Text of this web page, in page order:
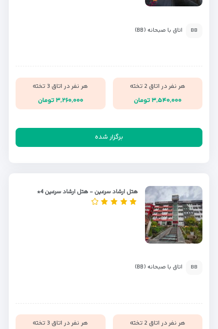
BB اتاق با صبحانه (BB)
هر نفر در اتاق 2 تخته
۳,۵۴۰,۰۰۰ تومان
هر نفر در اتاق 3 تخته
۳,۲۶۰,۰۰۰ تومان
برگزار شده
هتل ارشاد سرعین - هتل ارشاد سرعین 4*
BB اتاق با صبحانه (BB)
هر نفر در اتاق 2 تخته
هر نفر در اتاق 3 تخته